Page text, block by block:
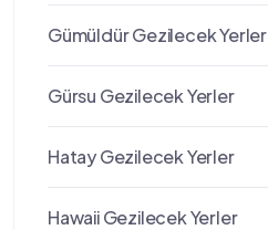
Gümüldür Gezilecek Yerler
Gürsu Gezilecek Yerler
Hatay Gezilecek Yerler
Hawaii Gezilecek Yerler